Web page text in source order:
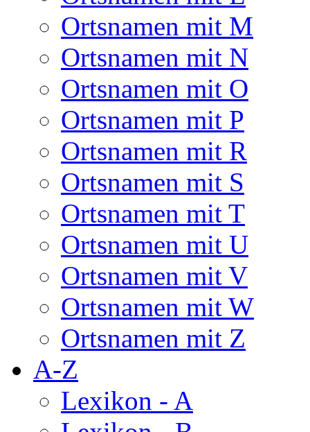
Ortsnamen mit M
Ortsnamen mit N
Ortsnamen mit O
Ortsnamen mit P
Ortsnamen mit R
Ortsnamen mit S
Ortsnamen mit T
Ortsnamen mit U
Ortsnamen mit V
Ortsnamen mit W
Ortsnamen mit Z
A-Z
Lexikon - A